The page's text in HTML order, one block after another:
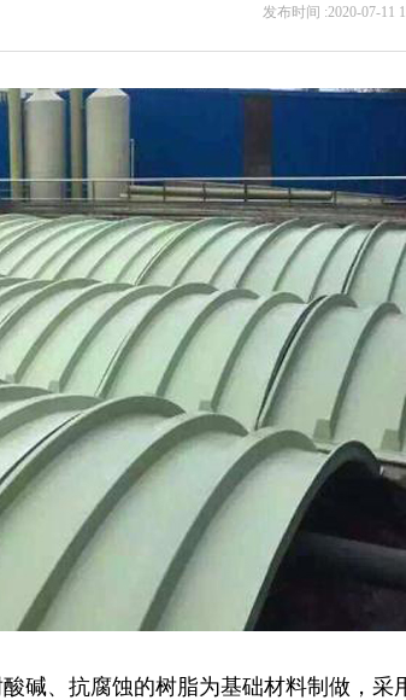
发布时间 :2020-07-
碱、抗腐蚀的树脂为基础材料制做，